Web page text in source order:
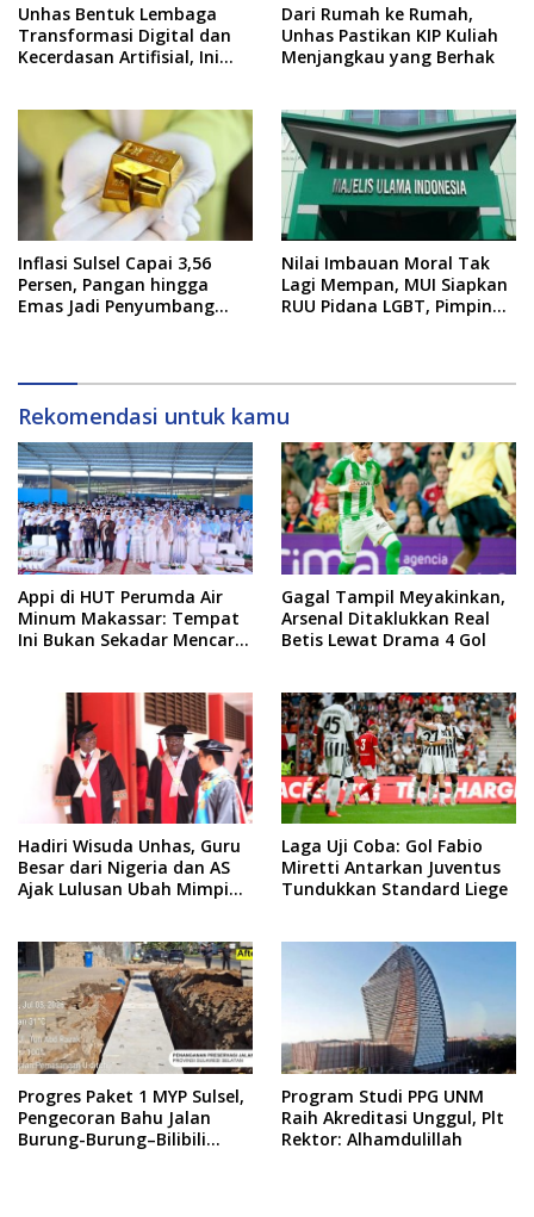
Unhas Bentuk Lembaga
Transformasi Digital dan
Kecerdasan Artifisial, Ini
Dari Rumah ke Rumah,
Unhas Pastikan KIP Kuliah
Menjangkau yang Berhak
Inflasi Sulsel Capai 3,56
Persen, Pangan hingga
Emas Jadi Penyumbang
Nilai Imbauan Moral Tak
Lagi Mempan, MUI Siapkan
RUU Pidana LGBT, Pimpinan
Rekomendasi untuk kamu
Appi di HUT Perumda Air
Minum Makassar: Tempat
Ini Bukan Sekadar Mencari
Gagal Tampil Meyakinkan,
Arsenal Ditaklukkan Real
Betis Lewat Drama 4 Gol
Hadiri Wisuda Unhas, Guru
Besar dari Nigeria dan AS
Ajak Lulusan Ubah Mimpi
Laga Uji Coba: Gol Fabio
Miretti Antarkan Juventus
Tundukkan Standard Liege
Progres Paket 1 MYP Sulsel,
Pengecoran Bahu Jalan
Burung-Burung–Bilibili
Program Studi PPG UNM
Raih Akreditasi Unggul, Plt
Rektor: Alhamdulillah